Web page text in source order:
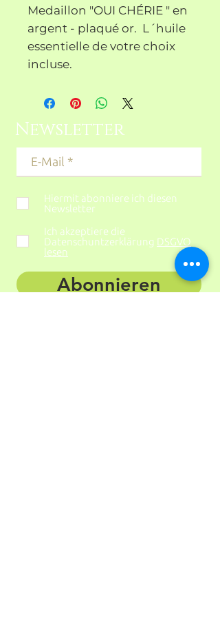
Medaillon "OUI CHÉRIE " en
argent - plaqué or. L´huile
essentielle de votre choix
incluse.
Newsletter
Hiermit abonniere ich diesen
Newsletter
Ich akzeptiere die
Datenschuntzerklärung DSGVO
lesen
Abonnieren